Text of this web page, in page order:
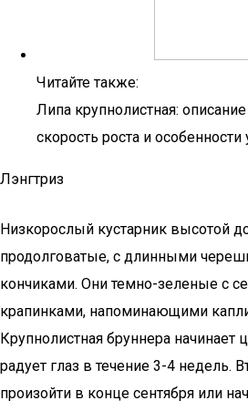
Читайте также:
Липа крупнолистная:
скорость роста и особенности
Лэнгтриз
Низкорослый кустарник высотой
продолговатые, с длинными
кончиками. Они темно-зеленые с
крапинками, напоминающими
Крупнолистная бруннера начинает
радует глаз в течение 3-4 недель.
произойти в конце сентября или